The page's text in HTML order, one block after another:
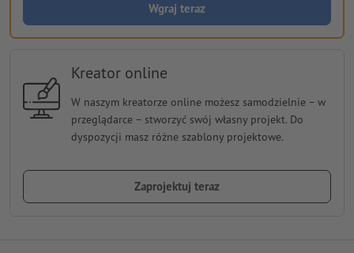
Wgraj teraz
Kreator online
W naszym kreatorze online możesz samodzielnie − w
przeglądarce − stworzyć swój własny projekt. Do
dyspozycji masz różne szablony projektowe.
Zaprojektuj teraz